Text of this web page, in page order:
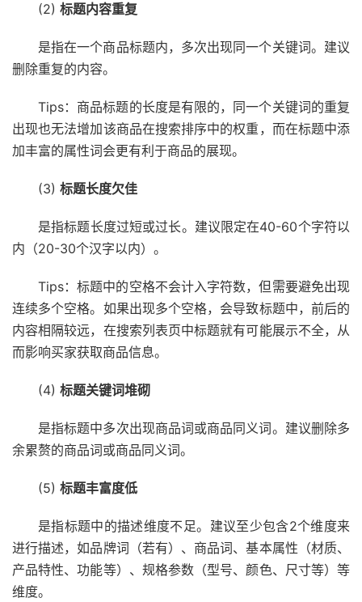
(2) 标题内容重复
是指在一个商品标题内，多次出现同一个关键词。建议
删除重复的内容。
Tips：商品标题的长度是有限的，同一个关键词的重复
出现也无法增加该商品在搜索排序中的权重，而在标题中添
加丰富的属性词会更有利于商品的展现。
(3) 标题长度欠佳
是指标题长度过短或过长。建议限定在40-60个字符以
内（20-30个汉字以内）。
Tips：标题中的空格不会计入字符数，但需要避免出现
连续多个空格。如果出现多个空格，会导致标题中，前后的
内容相隔较远，在搜索列表页中标题就有可能展示不全，从
而影响买家获取商品信息。
(4) 标题关键词堆砌
是指标题中多次出现商品词或商品同义词。建议删除多
余累赘的商品词或商品同义词。
(5) 标题丰富度低
是指标题中的描述维度不足。建议至少包含2个维度来
进行描述，如品牌词（若有）、商品词、基本属性（材质、
产品特性、功能等）、规格参数（型号、颜色、尺寸等）等
维度。